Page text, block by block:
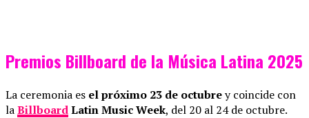
Premios Billboard de la Música Latina 2025
La ceremonia es el próximo 23 de octubrey coincide con
laBillboardLatin Music Week, del 20 al 24 de octubre.